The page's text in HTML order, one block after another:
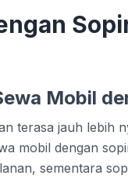
Mobil
terasa jauh lebih
mobil dengan
sementara